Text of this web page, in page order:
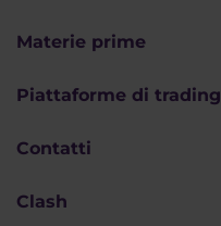
Materie prime
Piattaforme di trading
Contatti
Clash